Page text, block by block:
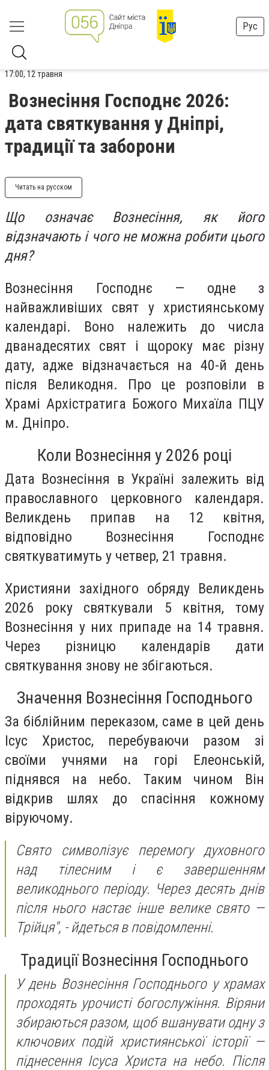
Рус
17:00, 12 травня
Вознесіння Господнє 2026:
дата святкування у Дніпрі,
традиції та заборони
Читать на русском
Що означає Вознесіння, як його
відзначають і чого не можна робити цього
дня?
Вознесіння Господнє — одне з
найважливіших свят у християнському
календарі. Воно належить до числа
дванадесятих свят і щороку має різну
дату, адже відзначається на 40-й день
після Великодня. Про це розповіли в
Храмі Архістратига Божого Михаїла ПЦУ
м. Дніпро.
Коли Вознесіння у 2026 році
Дата Вознесіння в Україні залежить від
православного церковного календаря.
Великдень припав на 12 квітня,
відповідно Вознесіння Господнє
святкуватимуть у четвер, 21 травня.
Християни західного обряду Великдень
2026 року святкували 5 квітня, тому
Вознесіння у них припаде на 14 травня.
Через різницю календарів дати
святкування знову не збігаються.
Значення Вознесіння Господнього
За біблійним переказом, саме в цей день
Ісус Христос, перебуваючи разом зі
своїми учнями на горі Елеонській,
піднявся на небо. Таким чином Він
відкрив шлях до спасіння кожному
віруючому.
Свято символізує перемогу духовного
над тілесним і є завершенням
великоднього періоду. Через десять днів
після нього настає інше велике свято —
Трійця", - йдеться в повідомленні.
Традиції Вознесіння Господнього
У день Вознесіння Господнього у храмах
проходять урочисті богослужіння. Віряни
збираються разом, щоб вшанувати одну з
ключових подій християнської історії —
піднесення Ісуса Христа на небо. Після